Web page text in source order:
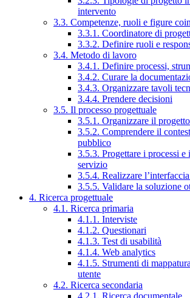
intervento
3.3. Competenze, ruoli e figure
3.3.1. Coordinatore di
3.3.2. Definire ruoli e
3.4. Metodo di lavoro
3.4.1. Definire processi,
3.4.2. Curare la
3.4.3. Organizzare tavoli
3.4.4. Prendere decisioni
3.5. Il processo progettuale
3.5.1. Organizzare il
3.5.2. Comprendere il
pubblico
3.5.3. Progettare i processi e i
servizio
3.5.4. Realizzare
3.5.5. Validare la soluzione
4. Ricerca progettuale
4.1. Ricerca primaria
4.1.1. Interviste
4.1.2. Questionari
4.1.3. Test di usabilità
4.1.4. Web analytics
4.1.5. Strumenti di
utente
4.2. Ricerca secondaria
4.2.1. Ricerca documentale